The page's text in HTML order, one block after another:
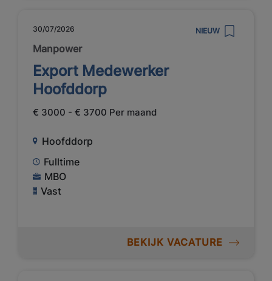
30/07/2026 NIEUW
Manpower
Export Medewerker
Hoofddorp
€ 3000 - € 3700 Per maand
Hoofddorp
Fulltime
MBO
Vast
BEKIJK VACATURE